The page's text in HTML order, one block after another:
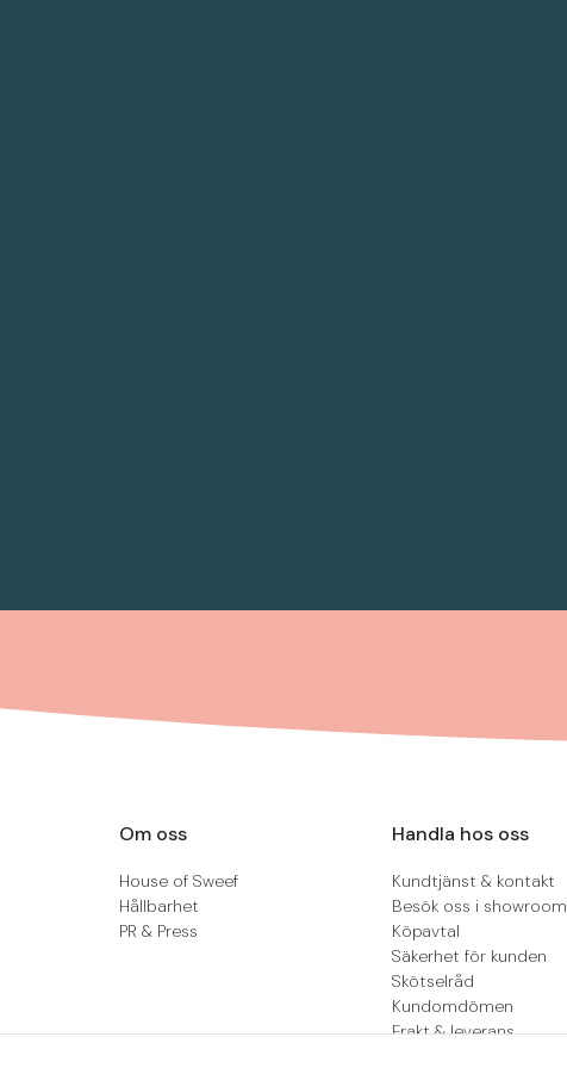
Om oss
House of Sweef
Hållbarhet
PR & Press
Handla hos oss
Kundtjänst & kontakt
Besök oss i showroom
Köpavtal
Säkerhet för kunden
Skötselråd
Kundomdömen
Frakt & leverans